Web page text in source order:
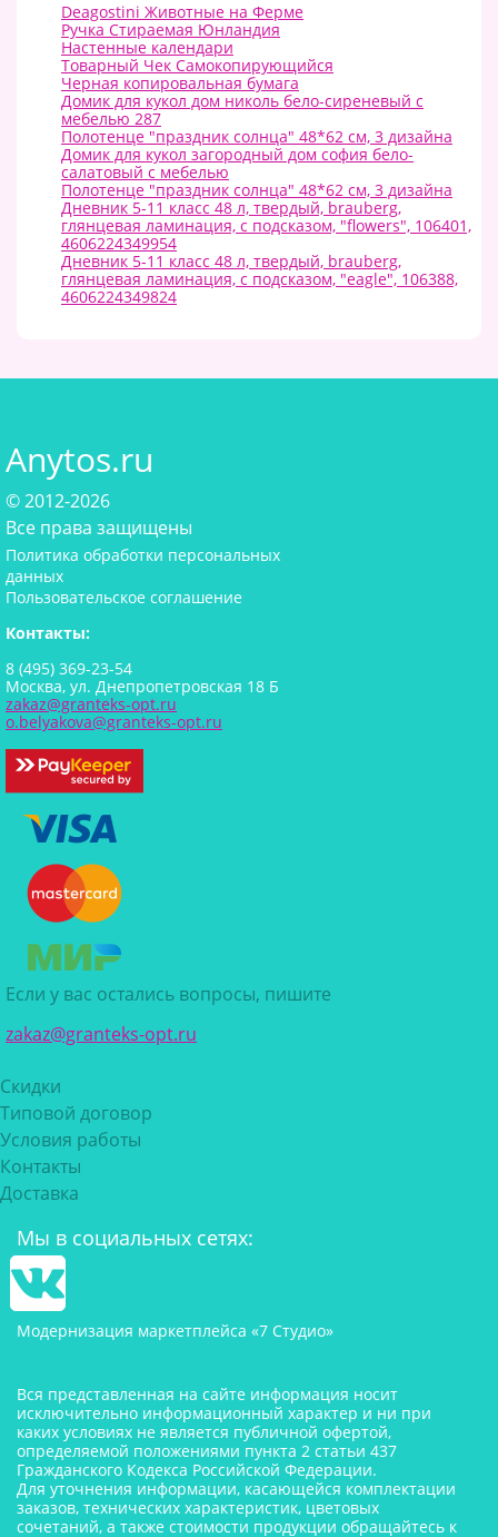
Deagostini Животные на Ферме
Ручка Стираемая Юнландия
Настенные календари
Товарный Чек Самокопирующийся
Черная копировальная бумага
Домик для кукол дом николь бело-сиреневый с
мебелью 287
Полотенце "праздник солнца" 48*62 см, 3 дизайна
Домик для кукол загородный дом софия бело-
салатовый с мебелью
Полотенце "праздник солнца" 48*62 см, 3 дизайна
Дневник 5-11 класс 48 л, твердый, brauberg,
глянцевая ламинация, с подсказом, "flowers", 106401,
4606224349954
Дневник 5-11 класс 48 л, твердый, brauberg,
глянцевая ламинация, с подсказом, "eagle", 106388,
4606224349824
Anytos.ru
© 2012-2026
Все права защищены
Политика обработки персональных
данных
Пользовательское соглашение
Контакты:
8 (495) 369-23-54
Москва, ул. Днепропетровская 18 Б
zakaz@granteks-opt.ru
o.belyakova@granteks-opt.ru
Если у вас остались вопросы, пишите
zakaz@granteks-opt.ru
Скидки
Типовой договор
Условия работы
Контакты
Доставка
Мы в социальных сетях:
Модернизация маркетплейса «7 Студио»
Вся представленная на сайте информация носит
исключительно информационный характер и ни при
каких условиях не является публичной офертой,
определяемой положениями пункта 2 статьи 437
Гражданского Кодекса Российской Федерации.
Для уточнения информации, касающейся комплектации
заказов, технических характеристик, цветовых
сочетаний, а также стоимости продукции обращайтесь к